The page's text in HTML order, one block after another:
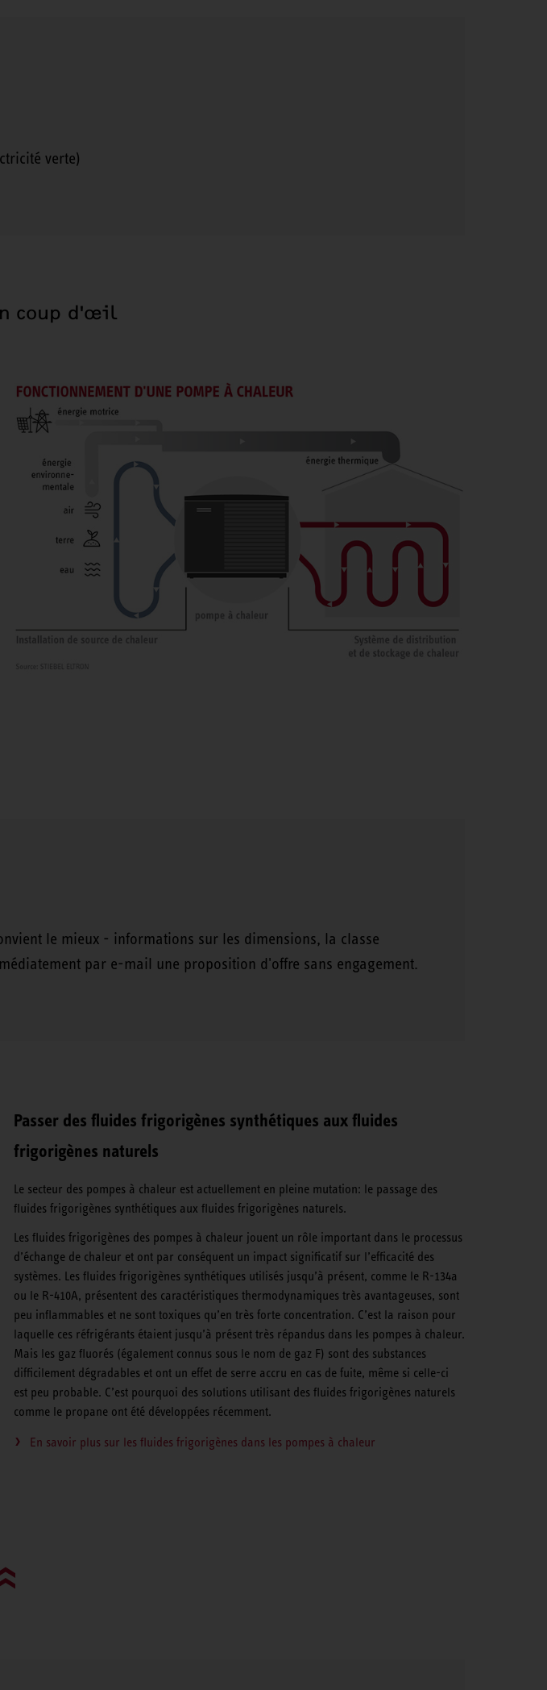
verte)
coup d'œil
le mieux - informations sur les dimensions, la classe
par e-mail une proposition d'offre sans engagement.
Passer des fluides frigorigènes synthétiques aux fluides
frigorigènes naturels
Le secteur des pompes à chaleur est actuellement en pleine mutation: le passage des
fluides frigorigènes synthétiques aux fluides frigorigènes naturels.
Les fluides frigorigènes des pompes à chaleur jouent un rôle important dans le processus
d’échange de chaleur et ont par conséquent un impact significatif sur l’efficacité des
systèmes. Les fluides frigorigènes synthétiques utilisés jusqu’à présent, comme le R-134a
ou le R-410A, présentent des caractéristiques thermodynamiques très avantageuses, sont
peu inflammables et ne sont toxiques qu’en très forte concentration. C’est la raison pour
laquelle ces réfrigérants étaient jusqu’à présent très répandus dans les pompes à chaleur.
Mais les gaz fluorés (également connus sous le nom de gaz F) sont des substances
difficilement dégradables et ont un effet de serre accru en cas de fuite, même si celle-ci
est peu probable. C’est pourquoi des solutions utilisant des fluides frigorigènes naturels
comme le propane ont été développées récemment.
En savoir plus sur les fluides frigorigènes dans les pompes à chaleur
Go to top (evo)